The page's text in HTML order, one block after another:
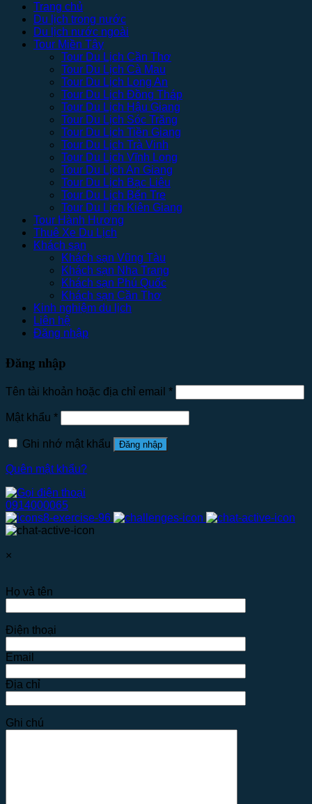
Trang chủ
Du lịch trong nước
Du lịch nước ngoài
Tour Miền Tây
Tour Du Lịch Cần Thơ
Tour Du Lịch Cà Mau
Tour Du Lịch Long An
Tour Du Lịch Đồng Tháp
Tour Du Lịch Hậu Giang
Tour Du Lịch Sóc Trăng
Tour Du Lịch Tiền Giang
Tour Du Lịch Trà Vinh
Tour Du Lịch Vĩnh Long
Tour Du Lịch An Giang
Tour Du Lịch Bạc Liêu
Tour Du Lịch Bến Tre
Tour Du Lịch Kiên Giang
Tour Hành Hương
Thuê Xe Du Lịch
Khách sạn
Khách sạn Vũng Tàu
Khách sạn Nha Trang
Khách sạn Phú Quốc
Khách sạn Cần Thơ
Kinh nghiệm du lịch
Liên hệ
Đăng nhập
Đăng nhập
Tên tài khoản hoặc địa chỉ email *
Mật khẩu *
Ghi nhớ mật khẩu Đăng nhập
Quên mật khẩu?
0914000065
×
Họ và tên
Điện thoại
Email
Địa chỉ
Ghi chú